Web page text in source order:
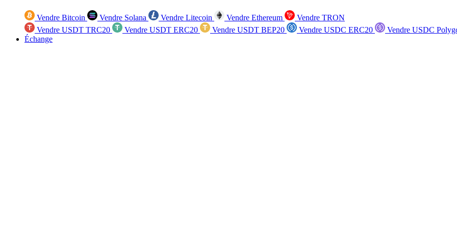
Vendre Bitcoin Vendre Solana Vendre Litecoin Vendre Ethereum
Vendre TRON
Vendre USDT TRC20
Vendre USDT ERC20 Vendre USDT BEP20 Vendre USDC ERC20
Vendre USDC
Échange